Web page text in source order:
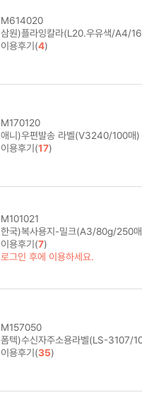
M614020
삼원)플라잉칼라(L20.우유색/A4/
이용후기(4)
M170120
애니)우편발송 라벨(V3240/100매)
이용후기(17)
M101021
한국)복사용지-밀크(A3/80g/250
이용후기(7)
로그인 후에 이용하세요.
M157050
폼텍)수신자주소용라벨(LS-3107/
이용후기(35)